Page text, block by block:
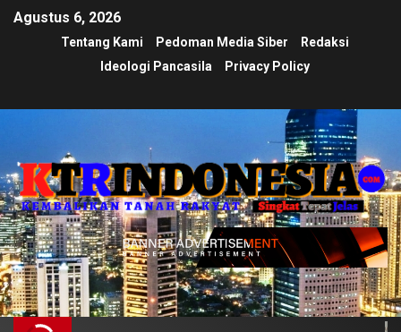
Agustus 6, 2026
Tentang Kami Pedoman Media Siber
Redaksi
Ideologi Pancasila
Privacy Policy